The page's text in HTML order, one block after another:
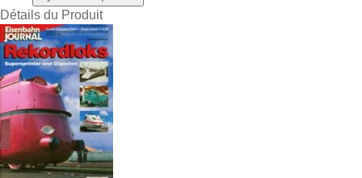
Détails du Produit